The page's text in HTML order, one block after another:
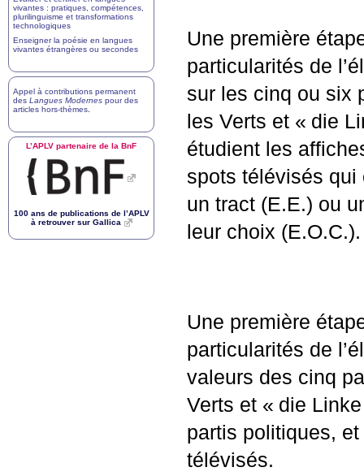
Une première
particularités de
sur les cinq ou six
les Verts et « die
étudient les
spots télévisés
un tract (E.E.) ou
leur choix (E.O.C.).
Une première
particularités de
valeurs des cinq
Verts et « die Linke
partis politiques,
télévisés.
vivantes : pratiques, compétences,
plurilinguisme et transformations
technologiques
Enseigner la poésie en langues
vivantes étrangères ou secondes
Appel à contributions permanent
des Langues Modernes pour des
articles hors-thèmes
L’APLV partenaire de la BnF
100 ans de publications de l’APLV
à retrouver sur Gallica